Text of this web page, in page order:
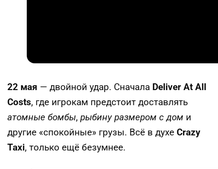
22 мая — двойной удар. Сначала Deliver At All
Costs, где игрокам предстоит доставлять
атомные бомбы, рыбину размером с дом и
другие «спокойные» грузы. Всё в духе Crazy
Taxi, только ещё безумнее.